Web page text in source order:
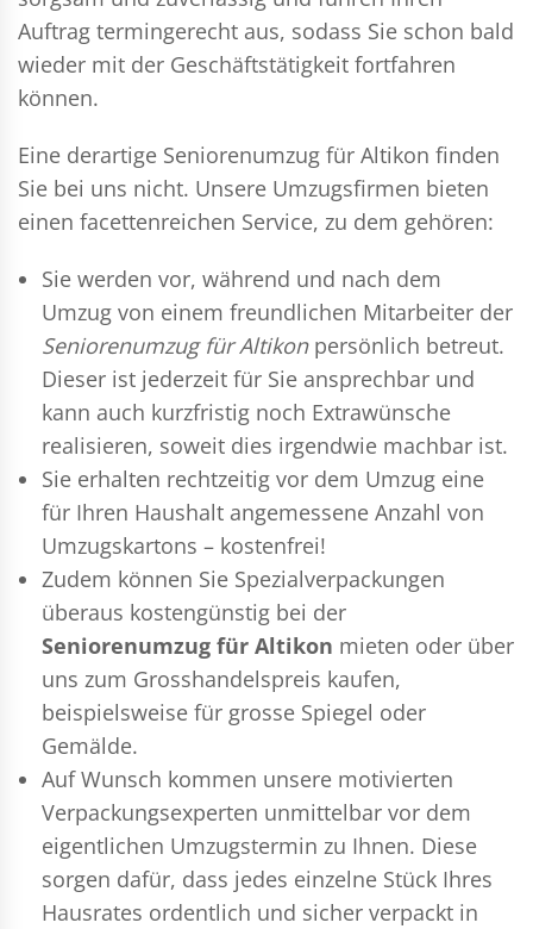
Auftrag termingerecht aus, sodass Sie schon bald
wieder mit der Geschäftstätigkeit fortfahren
können.
Eine derartige Seniorenumzug für Altikon finden
Sie bei uns nicht. Unsere Umzugsfirmen bieten
einen facettenreichen Service, zu dem gehören:
Sie werden vor, während und nach dem
Umzug von einem freundlichen Mitarbeiter der
Seniorenumzug für Altikonpersönlich betreut.
Dieser ist jederzeit für Sie ansprechbar und
kann auch kurzfristig noch Extrawünsche
realisieren, soweit dies irgendwie machbar ist.
Sie erhalten rechtzeitig vor dem Umzug eine
für Ihren Haushalt angemessene Anzahl von
Umzugskartons – kostenfrei!
Zudem können Sie Spezialverpackungen
überaus kostengünstig bei der
Seniorenumzug für Altikon mieten oder über
uns zum Grosshandelspreis kaufen,
beispielsweise für grosse Spiegel oder
Gemälde.
Auf Wunsch kommen unsere motivierten
Verpackungsexperten unmittelbar vor dem
eigentlichen Umzugstermin zu Ihnen. Diese
sorgen dafür, dass jedes einzelne Stück Ihres
Hausrates ordentlich und sicher verpackt in